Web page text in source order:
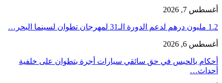
أغسطس 7, 2026
1.2 مليون درهم لدعم الدورة الـ31 لمهرجان تطوان لسينما البحر…
أغسطس 6, 2026
أحكام بالحبس في حق سائقي سيارات أجرة بتطوان على خلفية
أحداث…